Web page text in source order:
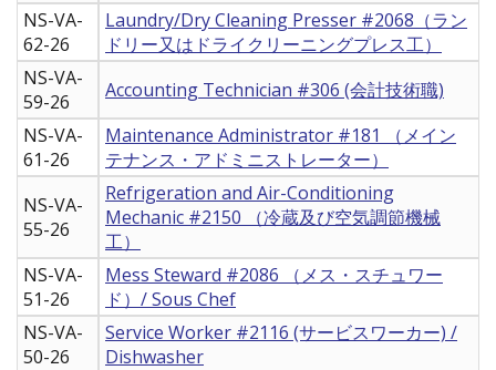
NS-VA-
62-26
Laundry/Dry Cleaning Presser #2068（ラン
ドリー又はドライクリーニングプレス工）
NS-VA-
59-26
Accounting Technician #306 (会計技術職)
NS-VA-
61-26
Maintenance Administrator #181 （メイン
テナンス・アドミニストレーター）
NS-VA-
55-26
Refrigeration and Air-Conditioning
Mechanic #2150 （冷蔵及び空気調節機械
工）
NS-VA-
51-26
Mess Steward #2086 （メス・スチュワー
ド）/ Sous Chef
NS-VA-
50-26
Service Worker #2116 (サービスワーカー) /
Dishwasher